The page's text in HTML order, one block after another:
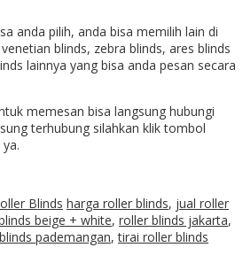
anda pilih, anda bisa memilih lain di
blinds, zebra blinds, ares blinds
lainnya yang bisa anda pesan secara
memesan bisa langsung hubungi
terhubung silahkan klik tombol
Blinds harga roller blinds, jual roller
beige + white, roller blinds jakarta,
pademangan,tirai roller blinds